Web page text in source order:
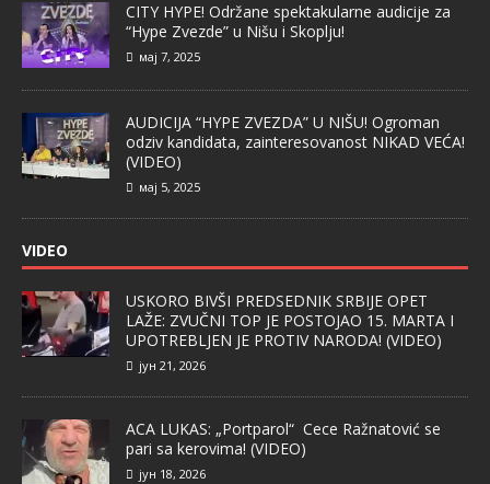
CITY HYPE! Održane spektakularne audicije za
“Hype Zvezde” u Nišu i Skoplju!
мај 7, 2025
AUDICIJA “HYPE ZVEZDA” U NIŠU! Ogroman
odziv kandidata, zainteresovanost NIKAD VEĆA!
(VIDEO)
мај 5, 2025
VIDEO
USKORO BIVŠI PREDSEDNIK SRBIJE OPET
LAŽE: ZVUČNI TOP JE POSTOJAO 15. MARTA I
UPOTREBLJEN JE PROTIV NARODA! (VIDEO)
јун 21, 2026
ACA LUKAS: „Portparol“ Cece Ražnatović se
pari sa kerovima! (VIDEO)
јун 18, 2026